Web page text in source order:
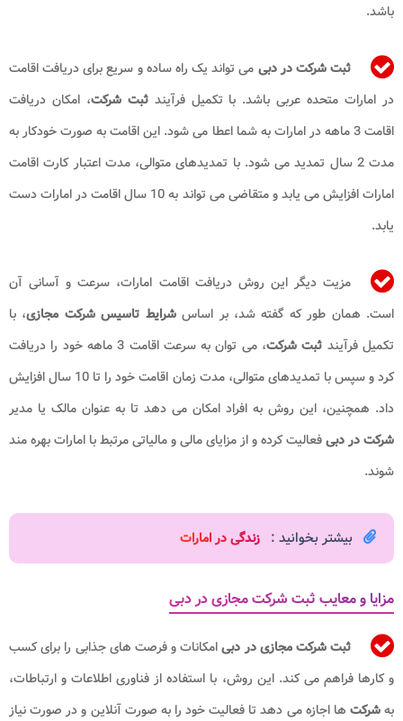
باشد.
ثبت شرکت در دبی می تواند یک راه ساده و سریع برای دریافت اقامت
در امارات متحده عربی باشد. با تکمیل فرآیندثبت شرکت، امکان دریافت
اقامت 3 ماهه در امارات به شما اعطا می شود. این اقامت به صورت خودکار به
مدت 2 سال تمدید می شود. با تمدیدهای متوالی، مدت اعتبار کارت اقامت
امارات افزایش می یابد و متقاضی می تواند به 10 سال اقامت در امارات دست
یابد.
مزیت دیگر این روش دریافت اقامت امارات، سرعت و آسانی آن
است. همان طور که گفته شد، بر اساسشرایط تاسیس شرکت مجازی، با
تکمیل فرآیند ثبت شرکت
، می توان به سرعت اقامت 3 ماهه خود را دریافت
کرد و سپس با تمدیدهای متوالی، مدت زمان اقامت خود را تا 10 سال افزایش
داد. همچنین، این روش به افراد امکان می دهد تا به عنوان مالک یا مدیر
شرکت در دبیفعالیت کرده و از مزایای مالی و مالیاتی مرتبط با امارات بهره مند
شوند.
بیشتر بخوانید : زندگی در امارات​
مزایا و معایب ثبت شرکت مجازی در دبی
ثبت شرکت مجازی در دبیامکانات و فرصت های جذابی را برای کسب
و کارها فراهم می کند. این روش، با استفاده از فناوری اطلاعات و ارتباطات،
بهشرکت ها اجازه می دهد تا فعالیت خود را به صورت آنلاین و در صورت نیاز